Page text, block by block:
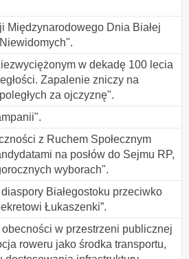
Międzynarodowego Dnia Białej
w dekadę 100 lecia
Zapalenie zniczy na
za ojczyznę".
z Ruchem Społecznym
na posłów do Sejmu RP,
wyborach".
Białegostoku przeciwko
Łukaszenki”.
w przestrzeni publicznej
roweru jako środka transportu,